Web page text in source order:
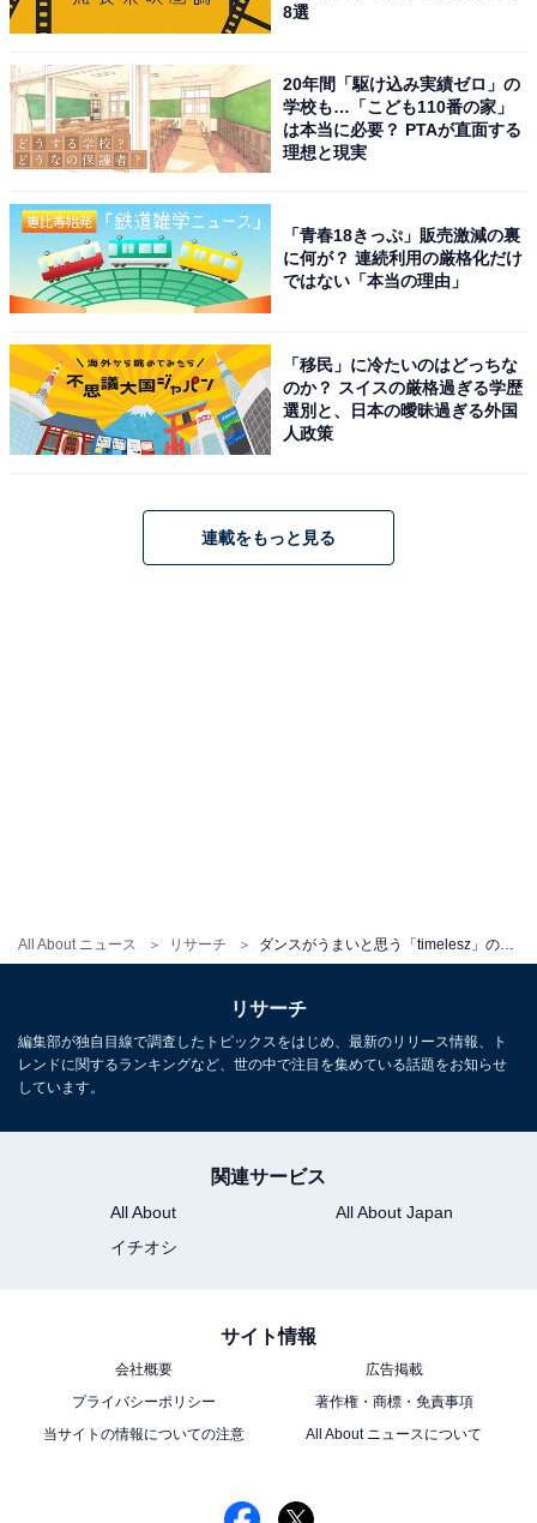
All About ニュース リサーチ
1位は松島聡さんでした。松島さんは、2011年にSexy
Zoneのメンバーとしてデビュー。個人では俳優業で人気
を集め、ドラマや舞台を中心に出演しています。
そんな松島さんは、振り付けを考案するなどダンスが得
意なメンバーとして有名です。2024年7月には、ダンス
プロジェクトを始動させ、『SO MATSUSHIMA Dance
Concept Video』などを発表。ダイナミックなダンスを
披露して、多くのファンを魅了しました。
回答者からは、「Sexy Zoneのときからダンスと言えば
松島聡のイメージ」（10代女性／鳥取県）、「ダンスの
まいます」（40代女性／愛知県）、「かわいい顔とのギ
ャップでいいダンスをしている」（20代男性／千葉県）
元テレビ局スタッフ
長年に渡ってテレビ局でバラエティー番組、情報番組などを制作。
し、週刊誌、ネットニュースでテレビや芸能人に関するコラムなど
を執筆。編集プロダクション「ゆるま」を立ち上げる。
...続きを読む
る
8選
20年間「駆け込み実績ゼロ」の
学校も…「こども110番の家」
は本当に必要？ PTAが直面する
理想と現実
「青春18きっぷ」販売激減の裏
に何が？ 連続利用の厳格化だけ
ではない「本当の理由」
「移民」に冷たいのはどっちな
のか？ スイスの厳格過ぎる学歴
選別と、日本の曖昧過ぎる外国
人政策
連載をもっと見る
リサーチ
編集部が独自目線で調査したトピックスをはじめ、最新のリリース情報、ト
レンドに関するランキングなど、世の中で注目を集めている話題をお知らせ
しています。
関連サービス
All About
All About Japan
イチオシ
サイト情報
会社概要
広告掲載
プライバシーポリシー
著作権・商標・免責事項
当サイトの情報についての注意
All About ニュースについて